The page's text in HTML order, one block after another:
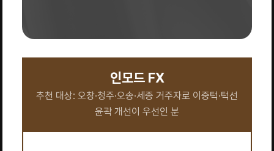
인모드 FX
추천 대상: 오창·청주·오송·세종 거주자로 이중턱·턱선
윤곽 개선이 우선인 분